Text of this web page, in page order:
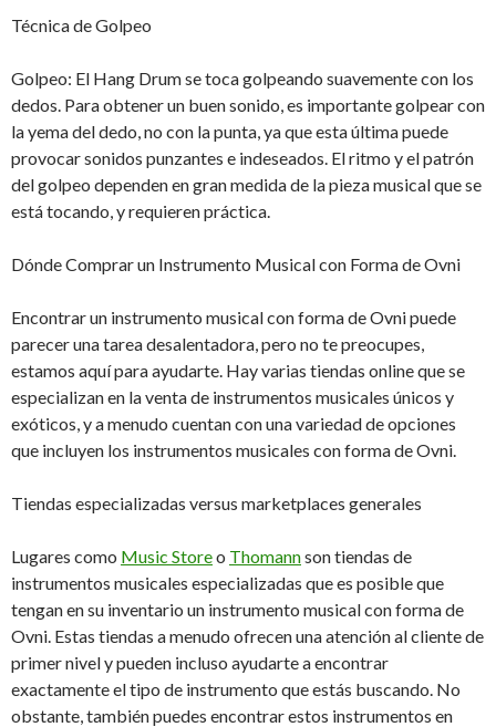
Técnica de Golpeo
Golpeo: El Hang Drum se toca golpeando suavemente con los
dedos. Para obtener un buen sonido, es importante golpear con
la yema del dedo, no con la punta, ya que esta última puede
provocar sonidos punzantes e indeseados. El ritmo y el patrón
del golpeo dependen en gran medida de la pieza musical que se
está tocando, y requieren práctica.
Dónde Comprar un Instrumento Musical con Forma de Ovni
Encontrar un instrumento musical con forma de Ovni puede
parecer una tarea desalentadora, pero no te preocupes,
estamos aquí para ayudarte. Hay varias tiendas online que se
especializan en la venta de instrumentos musicales únicos y
exóticos, y a menudo cuentan con una variedad de opciones
que incluyen los instrumentos musicales con forma de Ovni.
Tiendas especializadas versus marketplaces generales
Lugares como Music Storeo Thomannson tiendas de
instrumentos musicales especializadas que es posible que
tengan en su inventario un instrumento musical con forma de
Ovni. Estas tiendas a menudo ofrecen una atención al cliente de
primer nivel y pueden incluso ayudarte a encontrar
exactamente el tipo de instrumento que estás buscando. No
obstante, también puedes encontrar estos instrumentos en